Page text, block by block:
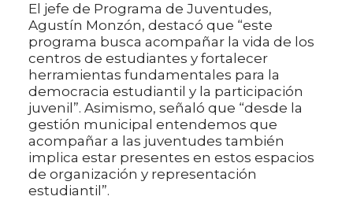
El jefe de Programa de Juventudes,
Agustín Monzón, destacó que “este
programa busca acompañar la vida de los
centros de estudiantes y fortalecer
herramientas fundamentales para la
democracia estudiantil y la participación
juvenil”. Asimismo, señaló que “desde la
gestión municipal entendemos que
acompañar a las juventudes también
implica estar presentes en estos espacios
de organización y representación
estudiantil”.